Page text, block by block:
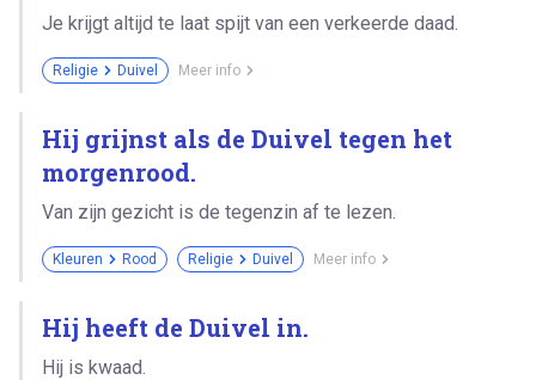
Je krijgt altijd te laat spijt van een verkeerde daad.
Religie Duivel Meer info
Hij grijnst als de Duivel tegen het
morgenrood.
Van zijn gezicht is de tegenzin af te lezen.
Kleuren Rood Religie Duivel Meer info
Hij heeft de Duivel in.
Hij is kwaad.